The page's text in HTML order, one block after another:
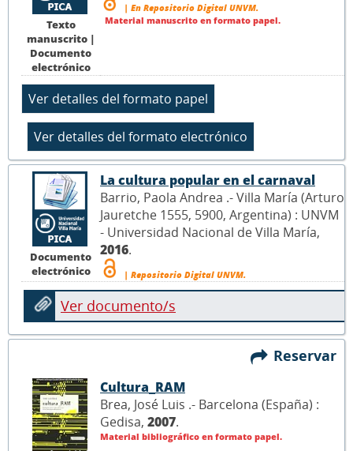
Texto
manuscrito |
Documento
electrónico
| En Repositorio Digital UNVM.
Material manuscrito en formato papel.
Documento
electrónico
La cultura popular en el carnaval
Barrio, Paola Andrea .- Villa María (Arturo
Jauretche 1555, 5900, Argentina) : UNVM
- Universidad Nacional de Villa María,
2016.
| Repositorio Digital UNVM.
Ver documento/s
Reservar
Cultura_RAM
Brea, José Luis .- Barcelona (España) :
Gedisa, 2007.
Material bibliográfico en formato papel.